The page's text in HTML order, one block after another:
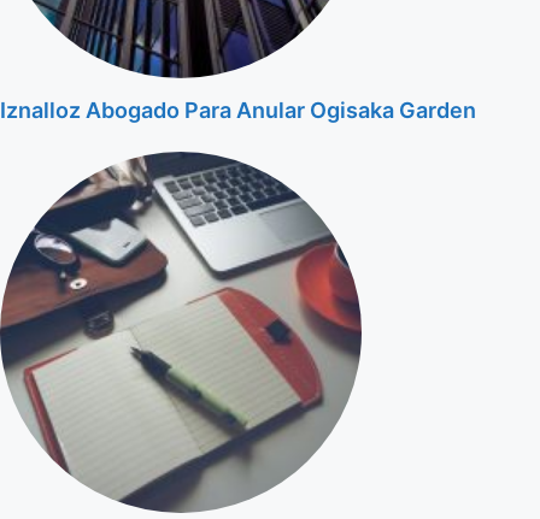
Iznalloz Abogado Para Anular Ogisaka Garden